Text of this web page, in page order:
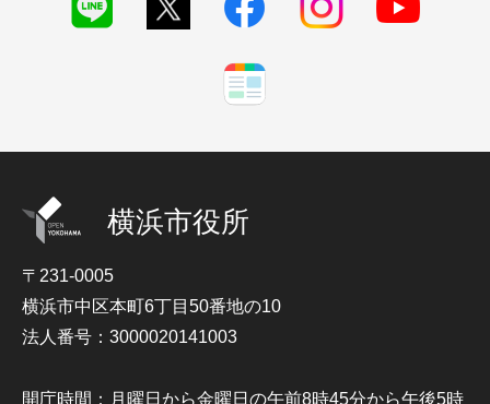
横浜市役所
〒231-0005
横浜市中区本町6丁目50番地の10
法人番号：3000020141003
開庁時間：月曜日から金曜日の午前8時45分から午後5時